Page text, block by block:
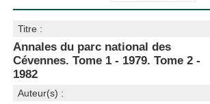
Titre :
Annales du parc national des
Cévennes. Tome 1 - 1979. Tome 2 -
1982
Auteur(s) :